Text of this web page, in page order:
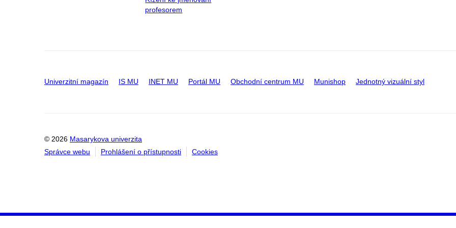
profesorem
Univerzitní magazín IS MU INET MU Portál MU Obchodní centrum MU Munishop Jednotný vizuální styl
© 2026 Masarykova univerzita
Správce webu
Prohlášení o přístupnosti Cookies